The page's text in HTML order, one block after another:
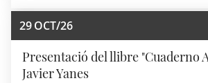
29OCT/26
Presentació del llibre "Cuaderno
Javier Yanes